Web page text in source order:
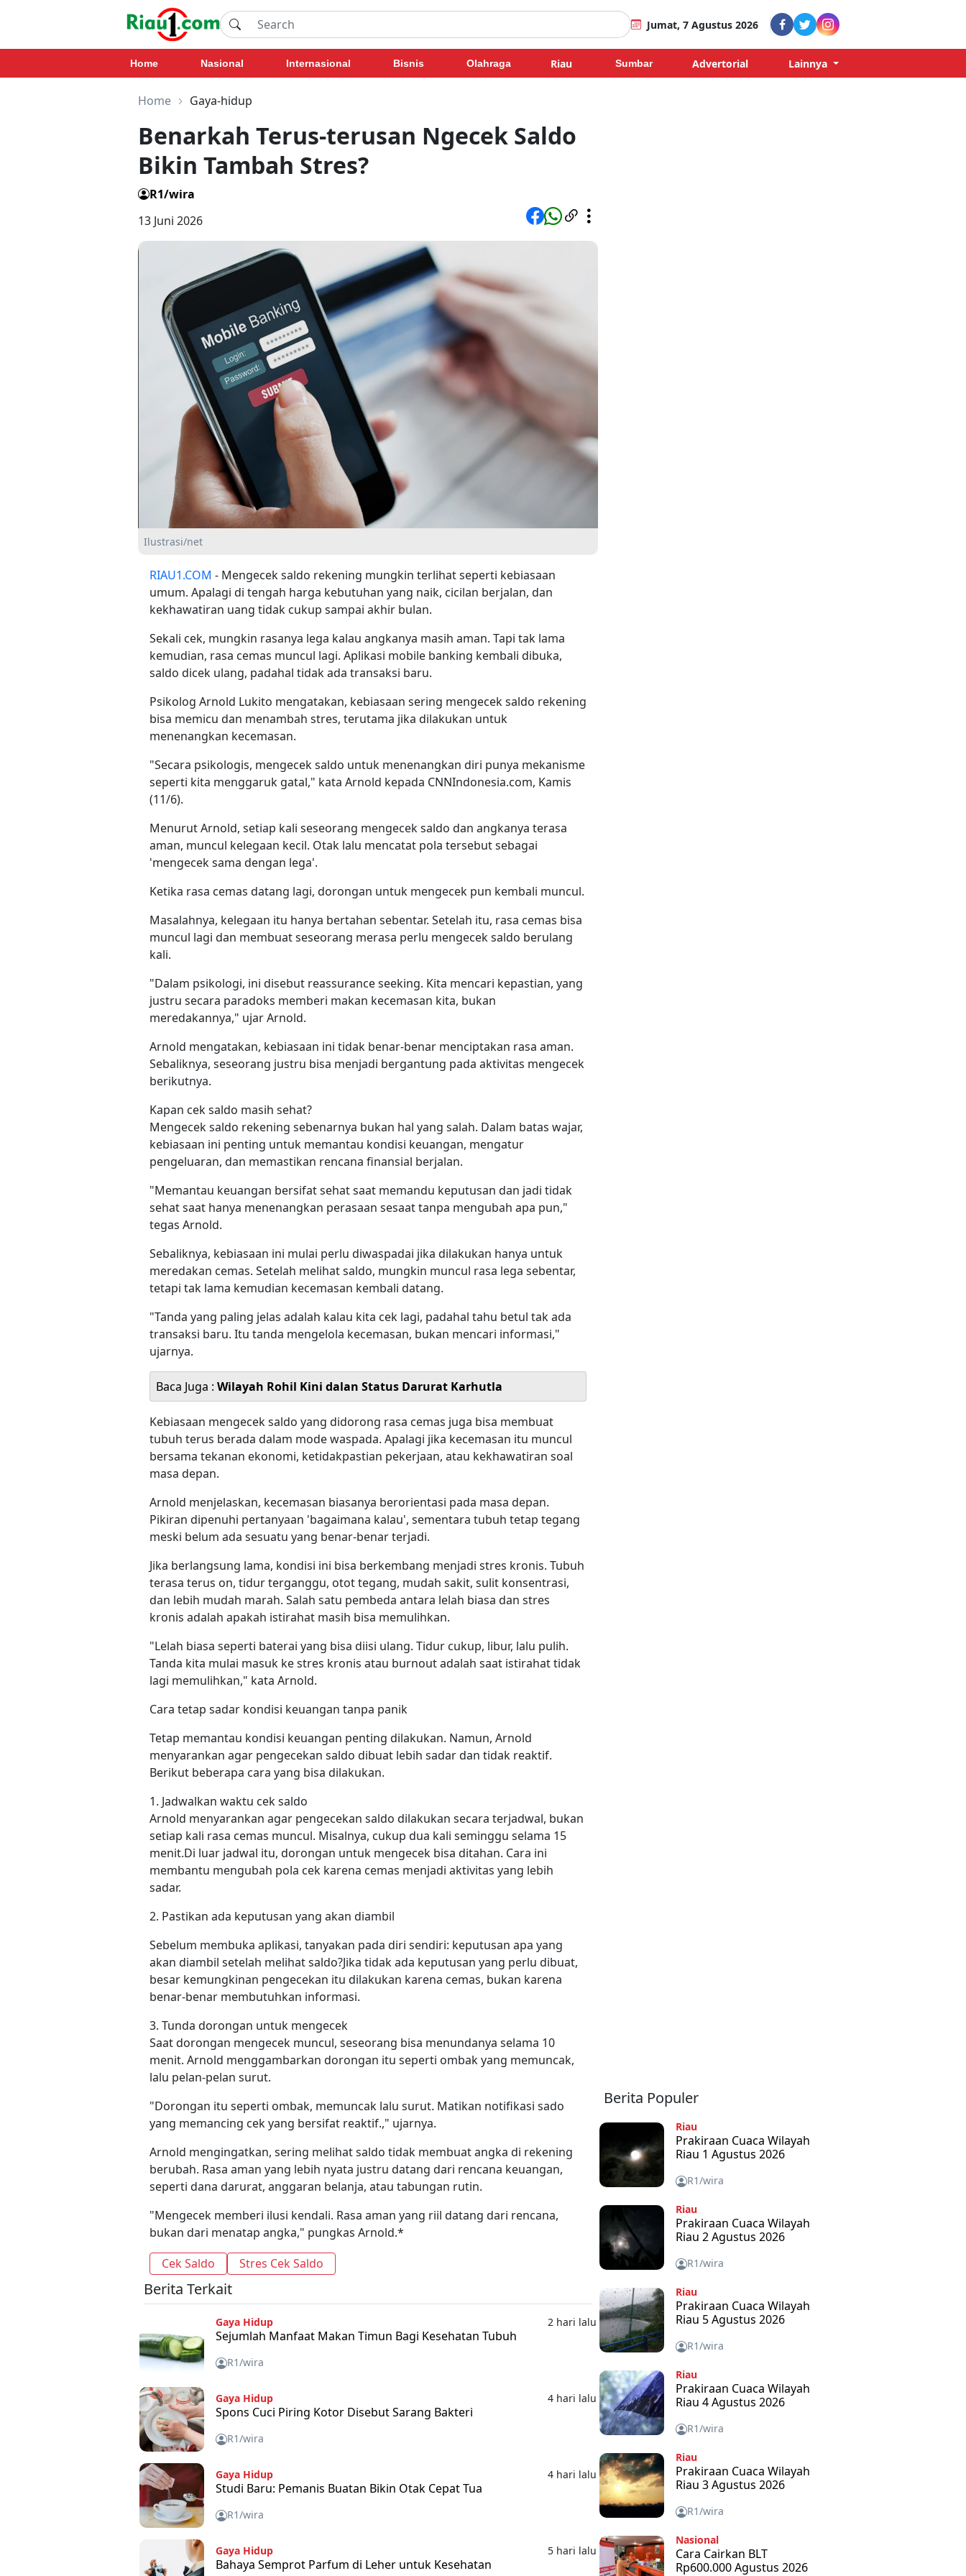
Jumat, 7 Agustus 2026
Home Nasional Internasional Bisnis Olahraga Riau Sumbar Advertorial Lainnya
Home Gaya-hidup
Benarkah Terus-terusan Ngecek Saldo
Bikin Tambah Stres?
R1/wira
13 Juni 2026
Ilustrasi/net
RIAU1.COM - Mengecek saldo rekening mungkin terlihat seperti kebiasaan
umum. Apalagi di tengah harga kebutuhan yang naik, cicilan berjalan, dan
kekhawatiran uang tidak cukup sampai akhir bulan.
Sekali cek, mungkin rasanya lega kalau angkanya masih aman. Tapi tak lama
kemudian, rasa cemas muncul lagi. Aplikasi mobile banking kembali dibuka,
saldo dicek ulang, padahal tidak ada transaksi baru.
Psikolog Arnold Lukito mengatakan, kebiasaan sering mengecek saldo rekening
bisa memicu dan menambah stres, terutama jika dilakukan untuk
menenangkan kecemasan.
"Secara psikologis, mengecek saldo untuk menenangkan diri punya mekanisme
seperti kita menggaruk gatal," kata Arnold kepada CNNIndonesia.com, Kamis
(11/6).
Menurut Arnold, setiap kali seseorang mengecek saldo dan angkanya terasa
aman, muncul kelegaan kecil. Otak lalu mencatat pola tersebut sebagai
'mengecek sama dengan lega'.
Ketika rasa cemas datang lagi, dorongan untuk mengecek pun kembali muncul.
Masalahnya, kelegaan itu hanya bertahan sebentar. Setelah itu, rasa cemas bisa
muncul lagi dan membuat seseorang merasa perlu mengecek saldo berulang
kali.
"Dalam psikologi, ini disebut reassurance seeking. Kita mencari kepastian, yang
justru secara paradoks memberi makan kecemasan kita, bukan
meredakannya," ujar Arnold.
Arnold mengatakan, kebiasaan ini tidak benar-benar menciptakan rasa aman.
Sebaliknya, seseorang justru bisa menjadi bergantung pada aktivitas mengecek
berikutnya.
Kapan cek saldo masih sehat?
Mengecek saldo rekening sebenarnya bukan hal yang salah. Dalam batas wajar,
kebiasaan ini penting untuk memantau kondisi keuangan, mengatur
pengeluaran, dan memastikan rencana finansial berjalan.
"Memantau keuangan bersifat sehat saat memandu keputusan dan jadi tidak
sehat saat hanya menenangkan perasaan sesaat tanpa mengubah apa pun,"
tegas Arnold.
Sebaliknya, kebiasaan ini mulai perlu diwaspadai jika dilakukan hanya untuk
meredakan cemas. Setelah melihat saldo, mungkin muncul rasa lega sebentar,
tetapi tak lama kemudian kecemasan kembali datang.
"Tanda yang paling jelas adalah kalau kita cek lagi, padahal tahu betul tak ada
transaksi baru. Itu tanda mengelola kecemasan, bukan mencari informasi,"
ujarnya.
Baca Juga : Wilayah Rohil Kini dalan Status Darurat Karhutla
Kebiasaan mengecek saldo yang didorong rasa cemas juga bisa membuat
tubuh terus berada dalam mode waspada. Apalagi jika kecemasan itu muncul
bersama tekanan ekonomi, ketidakpastian pekerjaan, atau kekhawatiran soal
masa depan.
Arnold menjelaskan, kecemasan biasanya berorientasi pada masa depan.
Pikiran dipenuhi pertanyaan 'bagaimana kalau', sementara tubuh tetap tegang
meski belum ada sesuatu yang benar-benar terjadi.
Jika berlangsung lama, kondisi ini bisa berkembang menjadi stres kronis. Tubuh
terasa terus on, tidur terganggu, otot tegang, mudah sakit, sulit konsentrasi,
dan lebih mudah marah. Salah satu pembeda antara lelah biasa dan stres
kronis adalah apakah istirahat masih bisa memulihkan.
"Lelah biasa seperti baterai yang bisa diisi ulang. Tidur cukup, libur, lalu pulih.
Tanda kita mulai masuk ke stres kronis atau burnout adalah saat istirahat tidak
lagi memulihkan," kata Arnold.
Cara tetap sadar kondisi keuangan tanpa panik
Tetap memantau kondisi keuangan penting dilakukan. Namun, Arnold
menyarankan agar pengecekan saldo dibuat lebih sadar dan tidak reaktif.
Berikut beberapa cara yang bisa dilakukan.
1. Jadwalkan waktu cek saldo
Arnold menyarankan agar pengecekan saldo dilakukan secara terjadwal, bukan
setiap kali rasa cemas muncul. Misalnya, cukup dua kali seminggu selama 15
menit.Di luar jadwal itu, dorongan untuk mengecek bisa ditahan. Cara ini
membantu mengubah pola cek karena cemas menjadi aktivitas yang lebih
sadar.
2. Pastikan ada keputusan yang akan diambil
Sebelum membuka aplikasi, tanyakan pada diri sendiri: keputusan apa yang
akan diambil setelah melihat saldo?Jika tidak ada keputusan yang perlu dibuat,
besar kemungkinan pengecekan itu dilakukan karena cemas, bukan karena
benar-benar membutuhkan informasi.
3. Tunda dorongan untuk mengecek
Saat dorongan mengecek muncul, seseorang bisa menundanya selama 10
menit. Arnold menggambarkan dorongan itu seperti ombak yang memuncak,
lalu pelan-pelan surut.
"Dorongan itu seperti ombak, memuncak lalu surut. Matikan notifikasi sado
yang memancing cek yang bersifat reaktif.," ujarnya.
Arnold mengingatkan, sering melihat saldo tidak membuat angka di rekening
berubah. Rasa aman yang lebih nyata justru datang dari rencana keuangan,
seperti dana darurat, anggaran belanja, atau tabungan rutin.
"Mengecek memberi ilusi kendali. Rasa aman yang riil datang dari rencana,
bukan dari menatap angka," pungkas Arnold.*
Cek Saldo
Stres Cek Saldo
Berita Terkait
Gaya Hidup 2 hari lalu
Sejumlah Manfaat Makan Timun Bagi Kesehatan Tubuh
R1/wira
Gaya Hidup 4 hari lalu
Spons Cuci Piring Kotor Disebut Sarang Bakteri
R1/wira
Gaya Hidup 4 hari lalu
Studi Baru: Pemanis Buatan Bikin Otak Cepat Tua
R1/wira
Gaya Hidup 5 hari lalu
Bahaya Semprot Parfum di Leher untuk Kesehatan
Berita Populer
Riau
Prakiraan Cuaca Wilayah
Riau 1 Agustus 2026
R1/wira
Riau
Prakiraan Cuaca Wilayah
Riau 2 Agustus 2026
R1/wira
Riau
Prakiraan Cuaca Wilayah
Riau 5 Agustus 2026
R1/wira
Riau
Prakiraan Cuaca Wilayah
Riau 4 Agustus 2026
R1/wira
Riau
Prakiraan Cuaca Wilayah
Riau 3 Agustus 2026
R1/wira
Nasional
Cara Cairkan BLT
Rp600.000 Agustus 2026